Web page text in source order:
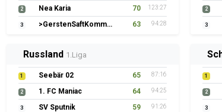
2 Nea Karia 70 123:27
3 >GerstenSaftKommando 63 94:28
2
3
Russland 1.Liga
1 Seebär 02 65 87:16
2 1. FC Maniac 64 94:25
3 SV Sputnik 59 91:26
1
2
3